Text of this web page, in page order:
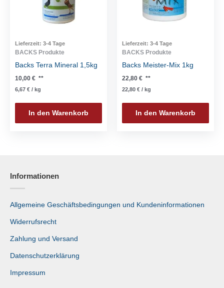
Lieferzeit: 3-4 Tage
BACKS Produkte
Backs Terra Mineral 1,5kg
10,00 € **
6,67 € / kg
In den Warenkorb
Lieferzeit: 3-4 Tage
BACKS Produkte
Backs Meister-Mix 1kg
22,80 € **
22,80 € / kg
In den Warenkorb
Informationen
Allgemeine Geschäftsbedingungen und Kundeninformationen
Widerrufsrecht
Zahlung und Versand
Datenschutzerklärung
Impressum